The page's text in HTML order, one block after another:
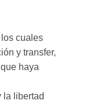
cuales
y transfer,
haya
la libertad